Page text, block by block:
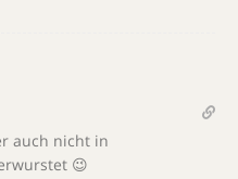
auch nicht in
😉